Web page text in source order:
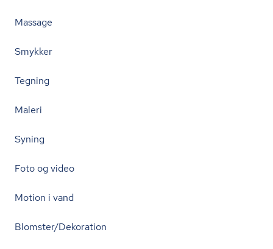
Massage
Smykker
Tegning
Maleri
Syning
Foto og video
Motion i vand
Blomster/Dekoration